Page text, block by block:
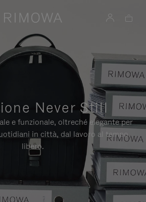
Never Still
e funzionale, oltreché elegante per
in città, dal lavoro al tempo
libero.